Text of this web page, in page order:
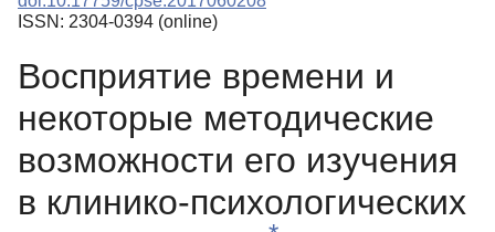
ISSN: 2304-0394 (online)
Восприятие времени и
некоторые методические
возможности его изучения
в клинико-психологических